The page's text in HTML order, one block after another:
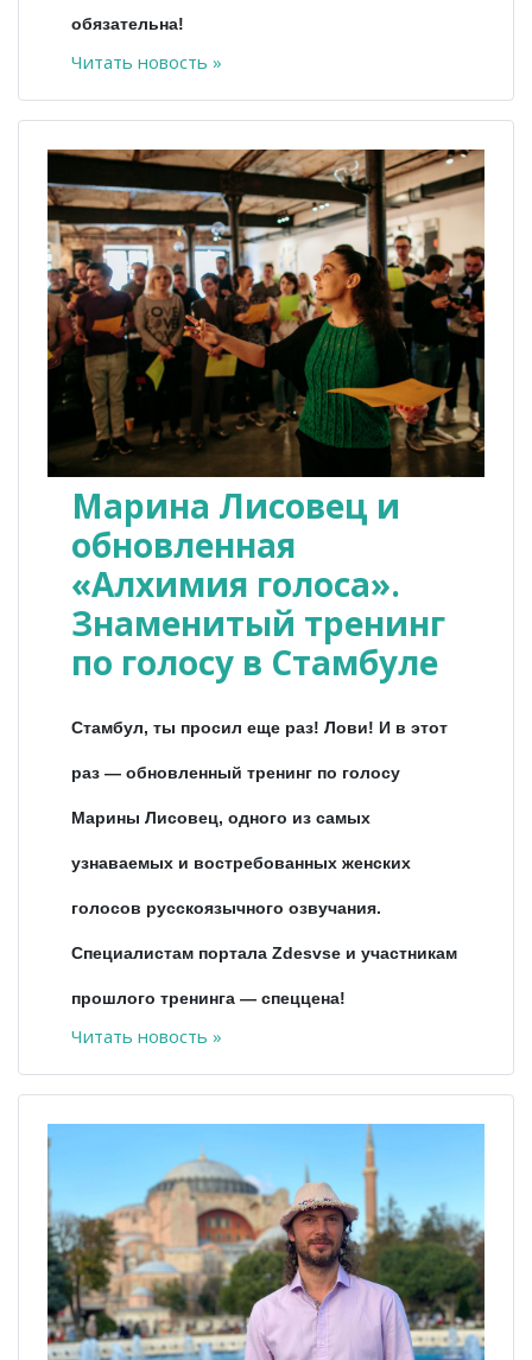
обязательна!
Читать новость »
Марина Лисовец и
обновленная
«Алхимия голоса».
Знаменитый тренинг
по голосу в Стамбуле
Стамбул, ты просил еще раз! Лови! И в этот
раз — обновленный тренинг по голосу
Марины Лисовец, одного из самых
узнаваемых и востребованных женских
голосов русскоязычного озвучания.
Специалистам портала Zdesvse и участникам
прошлого тренинга — спеццена!
Читать новость »